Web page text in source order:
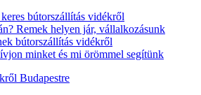
bútorszállítás vidékről
Remek helyen jár, vállalkozásunk
bútorszállítás vidékről
minket és mi örömmel segítünk
Budapestre